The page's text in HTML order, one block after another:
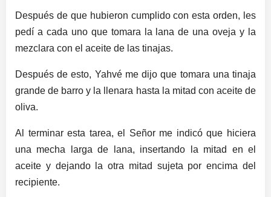
Después de que hubieron cumplido con esta orden, les
pedí a cada uno que tomara la lana de una oveja y la
mezclara con el aceite de las tinajas.
Después de esto, Yahvé me dijo que tomara una tinaja
grande de barro y la llenara hasta la mitad con aceite de
oliva.
Al terminar esta tarea, el Señor me indicó que hiciera
una mecha larga de lana, insertando la mitad en el
aceite y dejando la otra mitad sujeta por encima del
recipiente.